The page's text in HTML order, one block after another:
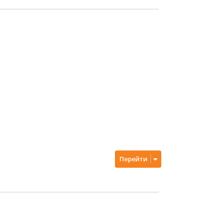
Перейти